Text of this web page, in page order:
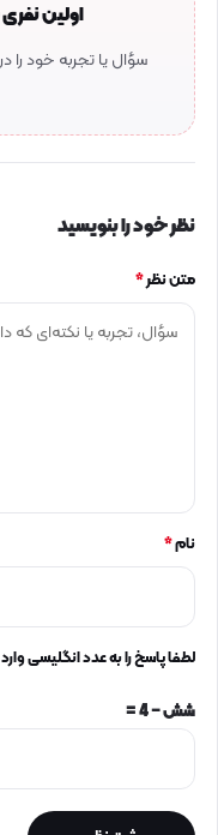
اولین
سؤال یا تجربه خود را
نظر خود را بنویسید
متن نظر*
نام*
لطفا پاسخ را به عدد انگلیسی
شش − 4 =